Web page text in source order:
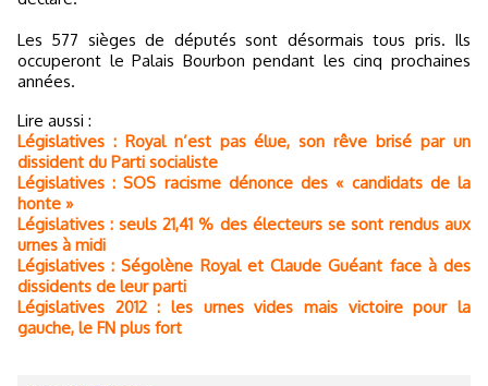
Les 577 sièges de députés sont désormais tous pris. Ils
occuperont le Palais Bourbon pendant les cinq prochaines
années.
Lire aussi :
Législatives : Royal n’est pas élue, son rêve brisé par un
dissident du Parti socialiste
Législatives : SOS racisme dénonce des « candidats de la
honte »
Législatives : seuls 21,41 % des électeurs se sont rendus aux
urnes à midi
Législatives : Ségolène Royal et Claude Guéant face à des
dissidents de leur parti
Législatives 2012 : les urnes vides mais victoire pour la
gauche, le FN plus fort